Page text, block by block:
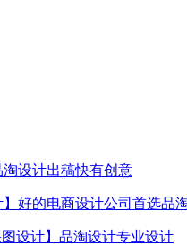
设计出稿快有创意
好的电商设计公司首选品
设计】品淘设计专业设计